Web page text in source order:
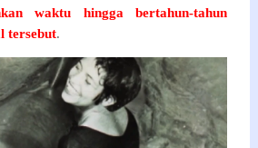
waktu hingga bertahun-tahun
tersebut.